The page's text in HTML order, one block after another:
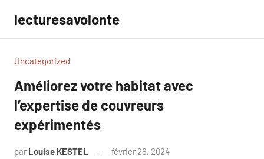
contenu
lecturesavolonte
Uncategorized
Améliorez votre habitat avec
l’expertise de couvreurs
expérimentés
par Louise KESTEL février 28, 2024